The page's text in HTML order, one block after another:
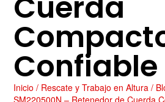
Confiable
Inicio / Rescate y Trabajo en Altura /